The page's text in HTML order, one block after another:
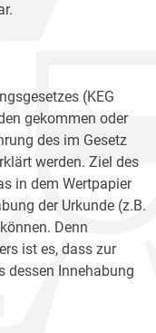
(KEG
gekommen oder
des im Gesetz
werden. Ziel des
in dem Wertpapier
der Urkunde (z.B.
Denn
ist es, dass zur
dessen Innehabung